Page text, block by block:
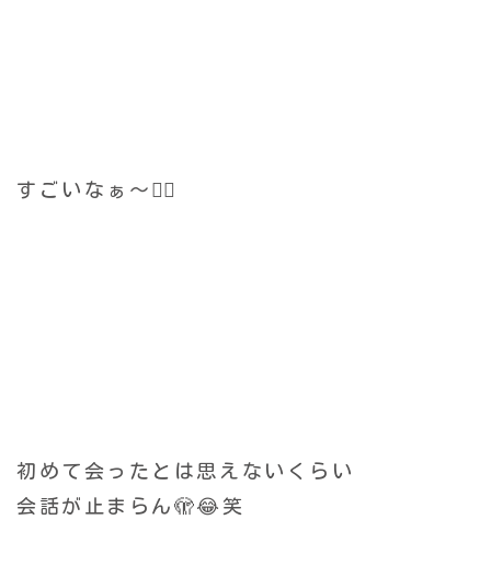
すごいなぁ〜🙂‍↕️
初めて会ったとは思えないくらい
会話が止まらん🫣😂笑